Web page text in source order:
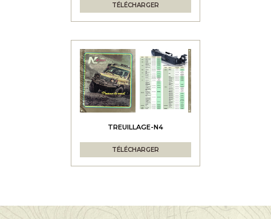
TÉLÉCHARGER
TREUILLAGE-N4
TÉLÉCHARGER